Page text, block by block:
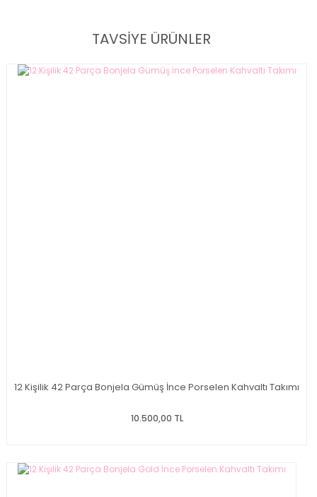
TAVSİYE ÜRÜNLER
12 Kişilik 42 Parça Bonjela Gümüş İnce Porselen Kahvaltı Takımı
10.500,00 TL